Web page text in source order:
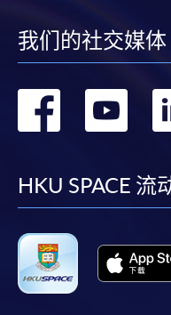
或可自行下载并填写
填妥的申请表 SF 26
香港身份证副本
(甲) (i)香港中学
括中国语文科及
本；及
(ii) 最少两年相关
我们的社交媒体
转 转
HKU SPACE 流